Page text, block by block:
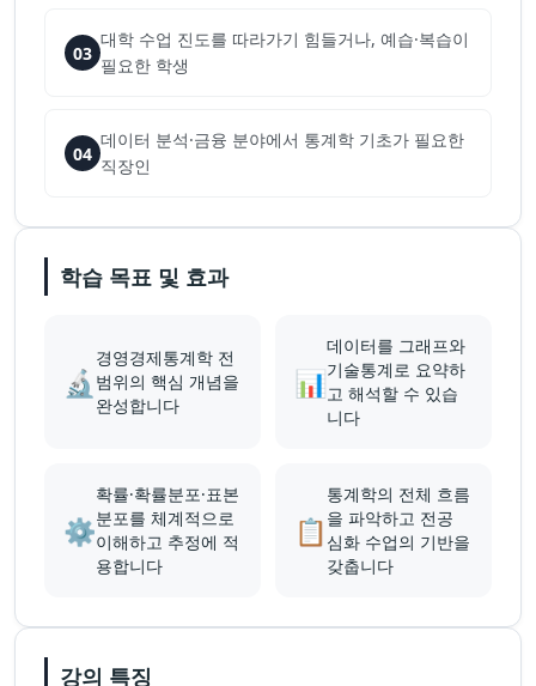
03
대학 수업 진도를 따라가기 힘들거나, 예습·복습이
필요한 학생
04
데이터 분석·금융 분야에서 통계학 기초가 필요한
직장인
학습 목표 및 효과
🔬
경영경제통계학 전
범위의 핵심 개념을
완성합니다
📊
데이터를 그래프와
기술통계로 요약하
고 해석할 수 있습
니다
⚙️
확률·확률분포·표본
분포를 체계적으로
이해하고 추정에 적
용합니다
📋
통계학의 전체 흐름
을 파악하고 전공
심화 수업의 기반을
갖춥니다
강의 특징